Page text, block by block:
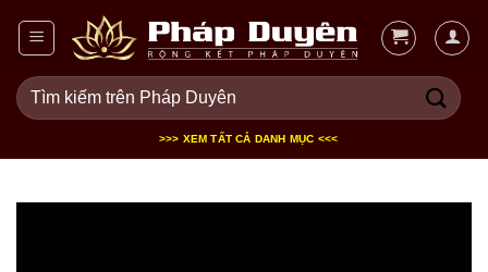
dung
Tìm
kiếm:
>>> XEM TẤT CẢ DANH MỤC <<<